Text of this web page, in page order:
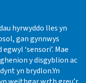
hyrwyddo lles yn
gan gynnwys
‘sensori’. Mae
y disgyblion ac
yn brydlon.Yn